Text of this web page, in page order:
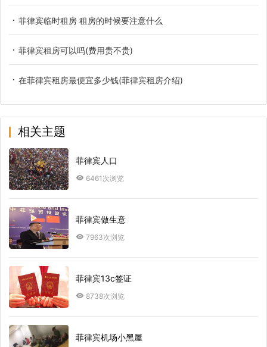
菲律宾临时租房 租房的时候要注意什么
菲律宾租房可以吗(费用贵不贵)
在菲律宾租房最便宜多少钱(菲律宾租房介绍)
相关主题
菲律宾人口
6461次浏览
菲律宾做生意
7963次浏览
菲律宾13c签证
8738次浏览
菲律宾机场小黑屋